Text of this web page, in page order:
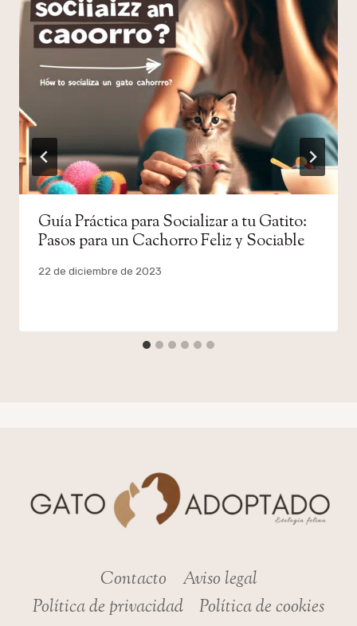
Guía Práctica para Socializar a tu Gatito:
Pasos para un Cachorro Feliz y Sociable
Por
22 de diciembre de 2023
Contacto
Aviso legal
Política de privacidad
Política de cookies